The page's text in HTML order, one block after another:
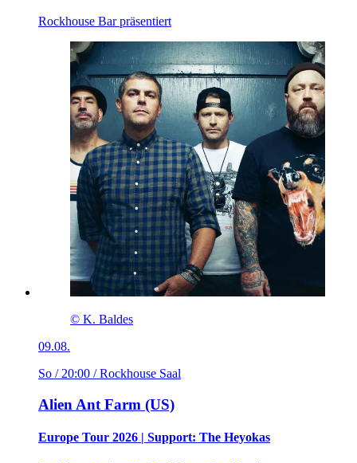
Rockhouse Bar präsentiert
© K. Baldes
09.08.
So / 20:00 / Rockhouse Saal
Alien Ant Farm (US)
Europe Tour 2026 | Support: The Heyokas